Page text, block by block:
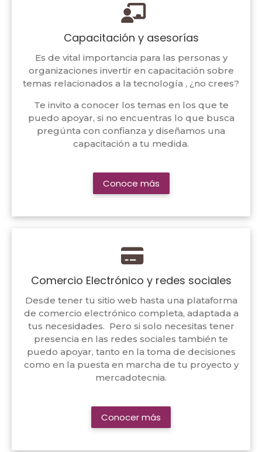
Capacitación y asesorías
Es de vital importancia para las personas y
organizaciones invertir en capacitación sobre
temas relacionados a la tecnología , ¿no crees?
Te invito a conocer los temas en los que te
puedo apoyar, si no encuentras lo que busca
pregúnta con confianza y diseñamos una
capacitación a tu medida.
Conoce más
Comercio Electrónico y redes sociales
Desde tener tu sitio web hasta una plataforma
de comercio electrónico completa, adaptada a
tus necesidades. Pero si solo necesitas tener
presencia en las redes sociales también te
puedo apoyar, tanto en la toma de decisiones
como en la puesta en marcha de tu proyecto y
mercadotecnia.
Conocer más